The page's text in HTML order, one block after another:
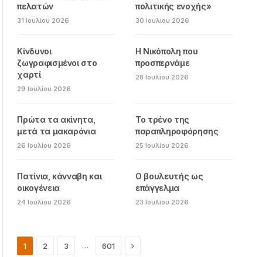
πελατών
31 Ιουλίου 2026
πολιτικής ενοχής»
30 Ιουλίου 2026
Κίνδυνοι
ζωγραφισμένοι στο
χαρτί
29 Ιουλίου 2026
Η Νικόπολη που
προσπερνάμε
28 Ιουλίου 2026
Πρώτα τα ακίνητα,
μετά τα μακαρόνια
26 Ιουλίου 2026
Το τρένο της
παραπληροφόρησης
25 Ιουλίου 2026
Πατίνια, κάνναβη και
οικογένεια
24 Ιουλίου 2026
Ο βουλευτής ως
επάγγελμα
23 Ιουλίου 2026
1 2 3 … 601 Next